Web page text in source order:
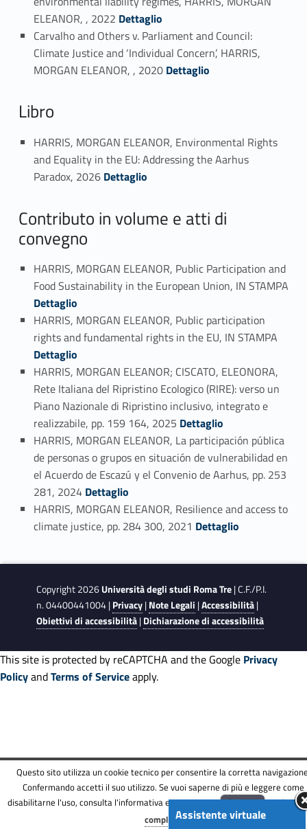
ELEANOR, , 2022 Link identifier #identifier_person_91274-9Dettaglio
Carvalho and Others v. Parliament and Council:
Climate Justice and ‘Individual Concern’, HARRIS,
MORGAN ELEANOR, , 2020 Link identifier #identifier_person_104135-10
Dettaglio
Libro
HARRIS, MORGAN ELEANOR, Environmental Rights
and Equality in the EU: Addressing the Aarhus
Paradox, 2026 Link identifier #identifier_person_126948-11
Dettaglio
Contributo in volume e atti di
convegno
HARRIS, MORGAN ELEANOR, Public Participation and
Food Sustainability in the European Union, IN STAMPA
Link identifier #identifier_person_119418-12
Dettaglio
HARRIS, MORGAN ELEANOR, Public participation
rights and fundamental rights in the EU, IN STAMPA
Dettaglio
HARRIS, MORGAN ELEANOR; CISCATO, ELEONORA,
Rete Italiana del Ripristino Ecologico (RIRE): verso un
Piano Nazionale di Ripristino inclusivo, integrato e
realizzabile, pp. 159 164, 2025 Link identifier #identifier_person_53275-14
Dettaglio
HARRIS, MORGAN ELEANOR, La participación pública
de personas o grupos en situación de vulnerabilidad en
el Acuerdo de Escazú y el Convenio de Aarhus, pp. 253
281, 2024 Link identifier #identifier_person_164412-15
Dettaglio
HARRIS, MORGAN ELEANOR, Resilience and access to
climate justice, pp. 284 300, 2021 Link identifier #identifier_person_37420-16
Dettaglio
Copyright 2026Università degli studi Roma Tre| C.F./P.I.
n. 04400441004 |Privacy|Note Legali |Accessibilità|
Obiettivi di accessibilità|Dichiarazione di accessibilità
Assistente virtuale
This site is protected by reCAPTCHA and the Google Privacy
PolicyandTerms of Serviceapply.
Questo sito utilizza un cookie tecnico per consentire la corretta
Confermando accetti il suo utilizzo. Se vuoi saperne di più e leggere come
disabilitarne l'uso, consulta l'informativa estesa.ENG Accetta
completa